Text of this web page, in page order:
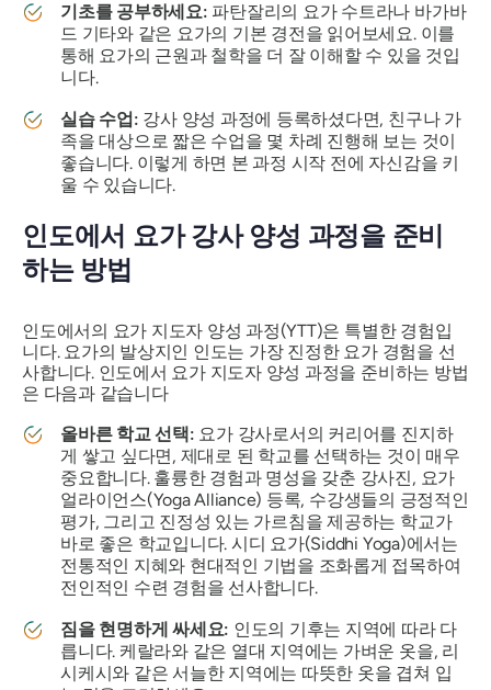
기초를 공부하세요: 파탄잘리의 요가 수트라나 바가바
드 기타와 같은 요가의 기본 경전을 읽어보세요. 이를
통해 요가의 근원과 철학을 더 잘 이해할 수 있을 것입
니다.
실습 수업: 강사 양성 과정에 등록하셨다면, 친구나 가
족을 대상으로 짧은 수업을 몇 차례 진행해 보는 것이
좋습니다. 이렇게 하면 본 과정 시작 전에 자신감을 키
울 수 있습니다.
인도에서 요가 강사 양성 과정을 준비
하는 방법
인도에서의 요가 지도자 양성 과정(YTT)은 특별한 경험입
니다. 요가의 발상지인 인도는 가장 진정한 요가 경험을 선
사합니다. 인도에서 요가 지도자 양성 과정을 준비하는 방법
은 다음과 같습니다
올바른 학교 선택: 요가 강사로서의 커리어를 진지하
게 쌓고 싶다면, 제대로 된 학교를 선택하는 것이 매우
중요합니다. 훌륭한 경험과 명성을 갖춘 강사진, 요가
얼라이언스(Yoga Alliance) 등록, 수강생들의 긍정적인
평가, 그리고 진정성 있는 가르침을 제공하는 학교가
바로 좋은 학교입니다. 시디 요가(Siddhi Yoga)에서는
전통적인 지혜와 현대적인 기법을 조화롭게 접목하여
전인적인 수련 경험을 선사합니다.
짐을 현명하게 싸세요: 인도의 기후는 지역에 따라 다
릅니다. 케랄라와 같은 열대 지역에는 가벼운 옷을, 리
시케시와 같은 서늘한 지역에는 따뜻한 옷을 겹쳐 입